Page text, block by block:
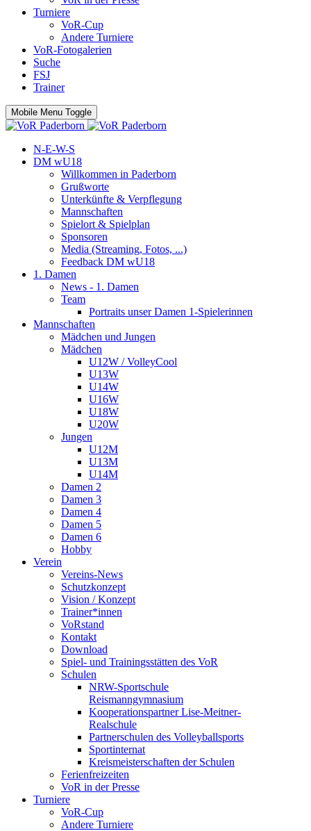
Turniere
VoR-Cup
Andere Turniere
VoR-Fotogalerien
Suche
FSJ
Trainer
Mobile Menu Toggle
N-E-W-S
DM wU18
Willkommen in Paderborn
Grußworte
Unterkünfte & Verpflegung
Mannschaften
Spielort & Spielplan
Sponsoren
Media (Streaming, Fotos, ...)
Feedback DM wU18
1. Damen
News - 1. Damen
Team
Portraits unser Damen 1-Spielerinnen
Mannschaften
Mädchen und Jungen
Mädchen
U12W / VolleyCool
U13W
U14W
U16W
U18W
U20W
Jungen
U12M
U13M
U14M
Damen 2
Damen 3
Damen 4
Damen 5
Damen 6
Hobby
Verein
Vereins-News
Schutzkonzept
Vision / Konzept
Trainer*innen
VoRstand
Kontakt
Download
Spiel- und Trainingsstätten des VoR
Schulen
NRW-Sportschule
Reismanngymnasium
Kooperationspartner Lise-Meitner-
Realschule
Partnerschulen des Volleyballsports
Sportinternat
Kreismeisterschaften der Schulen
Ferienfreizeiten
VoR in der Presse
Turniere
VoR-Cup
Andere Turniere